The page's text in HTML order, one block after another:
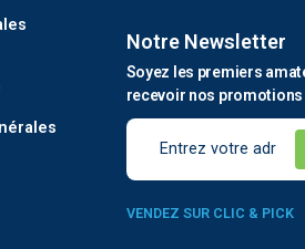
Notre Newsletter
Soyez les premiers
recevoir nos promotions
VENDEZ SUR CLIC & PICK